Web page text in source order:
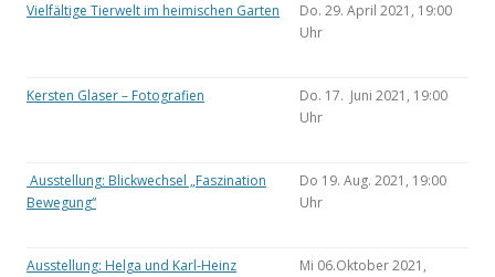
Vielfältige Tierwelt im heimischen Garten
Do. 29. April 2021, 19:00
Uhr
Kersten Glaser – Fotografien
Do. 17. Juni 2021, 19:00
Uhr
Ausstellung: Blickwechsel „Faszination
Bewegung“
Do 19. Aug. 2021, 19:00
Uhr
Ausstellung: Helga und Karl-Heinz
Mi 06.Oktober 2021,